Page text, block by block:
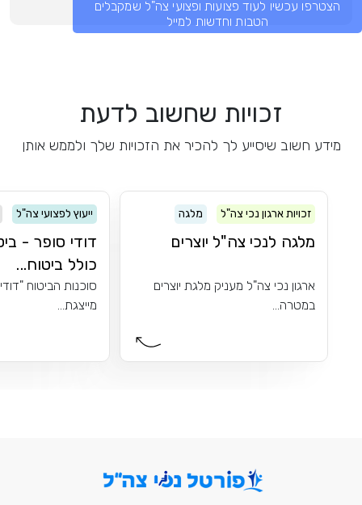
הצטרפו עכשיו לעוד פצועות ופצועי צה"ל שמקבלים
הטבות וחדשות למייל
זכויות שחשוב לדעת
מידע חשוב שיסייע לך להכיר את הזכויות שלך ולממש אותן
זכויות ארגון נכי צה"ל מלגה
מלגה לנכי צה"ל יוצרים
ארגון נכי צה"ל מעניק מלגת יוצרים
במטרה...
ייעוץ לפצועי צה"ל
דודי סופר -
כולל ביטוח...
סוכנות הביטוח
מייצגת...